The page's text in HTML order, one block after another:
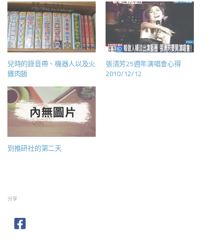
兒時的錄音帶、機器人以及火
雞肉飯
張清芳25週年演唱會心得
2010/12/12
到推研社的第二天
分享